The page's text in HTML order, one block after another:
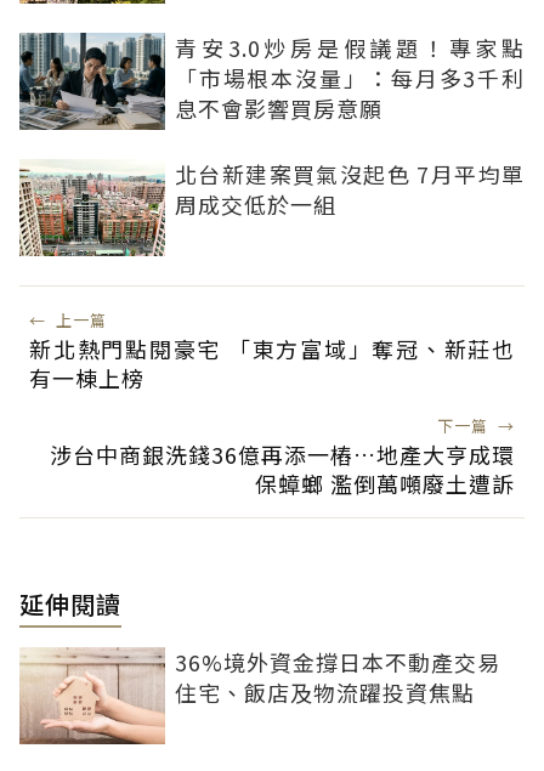
青安3.0炒房是假議題！專家點
「市場根本沒量」：每月多3千利
息不會影響買房意願
北台新建案買氣沒起色 7月平均單
周成交低於一組
← 上一篇
新北熱門點閱豪宅 「東方富域」奪冠、新莊也
有一棟上榜
下一篇 →
涉台中商銀洗錢36億再添一樁…地產大亨成環
保蟑螂 濫倒萬噸廢土遭訴
延伸閱讀
36%境外資金撐日本不動產交易
住宅、飯店及物流躍投資焦點